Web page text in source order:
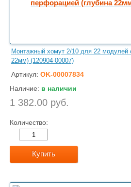
Монтажный хомут 2/10 для 22 модулей
22мм) (120904-00007)
Артикул: OK-00007834
Наличие: в наличии
1 382.00 руб.
Количество:
Купить